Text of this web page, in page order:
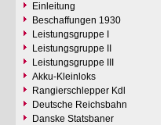
Einleitung
Beschaffungen 1930
Leistungsgruppe I
Leistungsgruppe II
Leistungsgruppe III
Akku-Kleinloks
Rangierschlepper Kdl
Deutsche Reichsbahn
Danske Statsbaner